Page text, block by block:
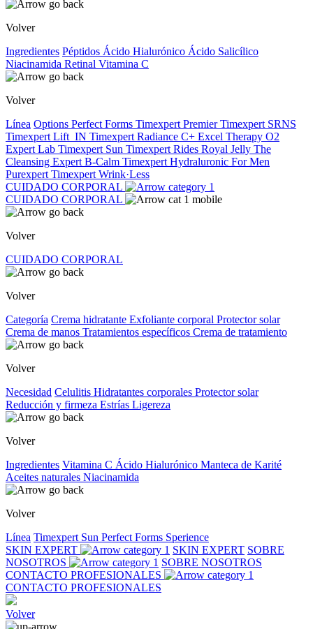
Volver
Ingredientes Péptidos Ácido Hialurónico Ácido Salicílico
Niacinamida Retinal Vitamina C
Volver
Línea Options Perfect Forms Timexpert PremierTimexpert SRNS
Timexpert Lift_IN Timexpert Radiance C+ Excel Therapy O2
Expert Lab Timexpert Sun Timexpert Rides Royal Jelly The
Cleansing Expert B-Calm Timexpert Hydraluronic For Men
Purexpert Timexpert Wrink·Less
CUIDADO CORPORAL
CUIDADO CORPORAL
Volver
CUIDADO CORPORAL
Volver
Categoría Crema hidratante Exfoliante corporal Protector solar
Crema de manos Tratamientos específicos Crema de tratamiento
Volver
Necesidad Celulitis Hidratantes corporales Protector solar
Reducción y firmeza Estrías Ligereza
Volver
Ingredientes Vitamina C Ácido Hialurónico Manteca de Karité
Aceites naturales Niacinamida
Volver
Línea Timexpert Sun Perfect Forms Sperience
SKIN EXPERT
SKIN EXPERT SOBRE
NOSOTROS
SOBRE NOSOTROS
CONTACTO PROFESIONALES
CONTACTO PROFESIONALES
Volver